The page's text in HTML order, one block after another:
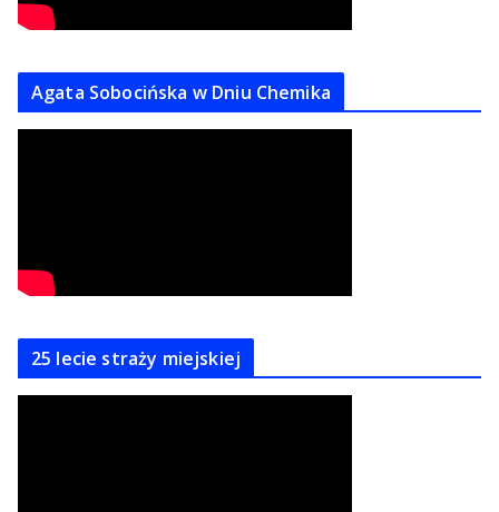
Agata Sobocińska w Dniu Chemika
25 lecie straży miejskiej